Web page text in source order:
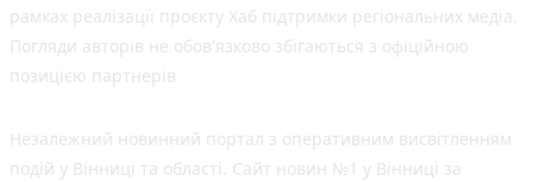
рамках реалізації проєкту Хаб підтримки регіональних медіа.
Погляди авторів не обов'язково збігаються з офіційною
позицією партнерів
Незалежний новинний портал з оперативним висвітленням
подій у Вінниці та області. Сайт новин №1 у Вінниці за